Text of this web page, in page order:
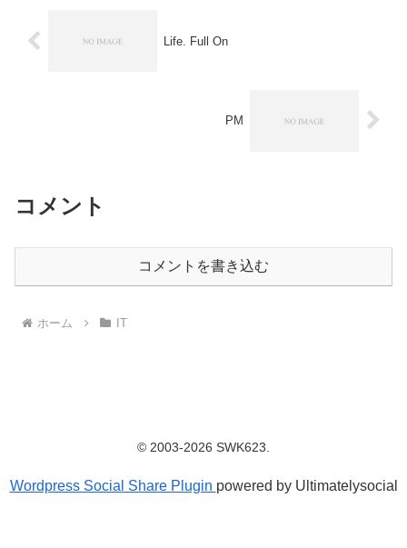
Life. Full On
PM
コメント
コメントを書き込む
ホーム IT
© 2003-2026 SWK623.
Wordpress Social Share Plugin powered by Ultimatelysocial